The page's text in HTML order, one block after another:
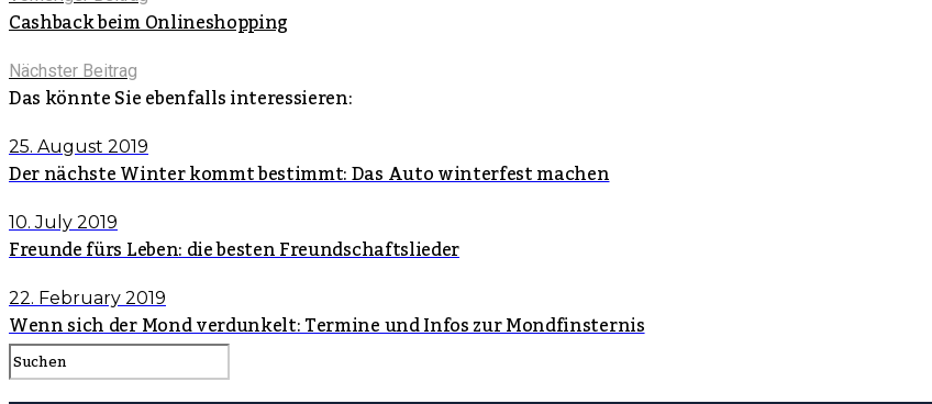
Cashback beim Onlineshopping
Nächster Beitrag
Das könnte Sie ebenfalls interessieren:
25. August 2019
Der nächste Winter kommt bestimmt: Das Auto winterfest machen
10. July 2019
Freunde fürs Leben: die besten Freundschaftslieder
22. February 2019
Wenn sich der Mond verdunkelt: Termine und Infos zur Mondfinsternis